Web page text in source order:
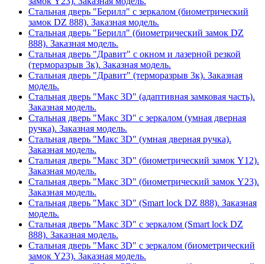
Стальная дверь "Берилл" с зеркалом (биометрический
замок DZ 888). Заказная модель.
Стальная дверь "Берилл" (биометрический замок DZ
888). Заказная модель.
Стальная дверь "Дравит" с окном и лазерной резкой
(терморазрыв 3к). Заказная модель.
Стальная дверь "Дравит" (терморазрыв 3к). Заказная
модель.
Стальная дверь "Макс 3D" (адаптивная замковая часть).
Заказная модель.
Стальная дверь "Макс 3D" с зеркалом (умная дверная
ручка). Заказная модель.
Стальная дверь "Макс 3D" (умная дверная ручка).
Заказная модель.
Стальная дверь "Макс 3D" (биометрический замок Y12).
Заказная модель.
Стальная дверь "Макс 3D" (биометрический замок Y23).
Заказная модель.
Стальная дверь "Макс 3D" (Smart lock DZ 888). Заказная
модель.
Стальная дверь "Макс 3D" с зеркалом (Smart lock DZ
888). Заказная модель.
Стальная дверь "Макс 3D" с зеркалом (биометрический
замок Y23). Заказная модель.